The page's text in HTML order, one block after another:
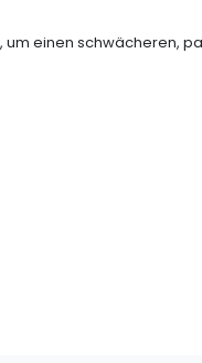
einen schwächeren,